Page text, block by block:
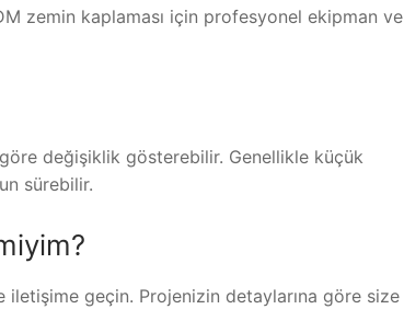
zemin kaplaması için profesyonel ekipman ve
değişiklik gösterebilir. Genellikle küçük
sürebilir.
geçin. Projenizin detaylarına göre size